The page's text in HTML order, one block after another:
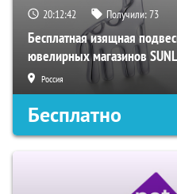
20:12:41 Получили:73
Бесплатная изящная
ювелирных магазинов
Россия
Бесплатно